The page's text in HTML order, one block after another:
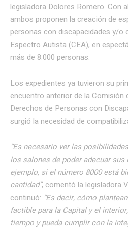
legisladora Dolores Romero. Con
ambos proponen la creación de
personas con discapacidades y/o
Espectro Autista (CEA), en
más de 8.000 personas.
Los expedientes ya tuvieron su
encuentro anterior de la Comisión
Derechos de Personas con
surgió la necesidad de
“Es necesario ver las
los salones de poder adecuar
ejemplo, si el número 8000 está
cantidad”, comentó la legisladora
continuó: “Es decir, cómo
factible para la Capital y el
tiempo y pueda cumplir con la